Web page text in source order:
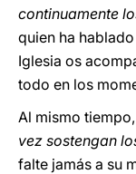
continuamente
quien ha
Iglesia os
todo en los
Al mismo
vez sostengan
falte jamás a su